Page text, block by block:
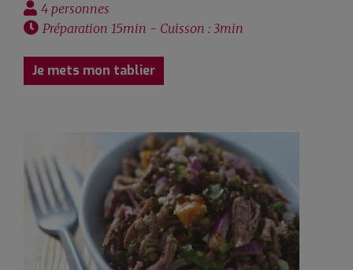
4 personnes
Préparation 15min - Cuisson : 3min
Je mets mon tablier